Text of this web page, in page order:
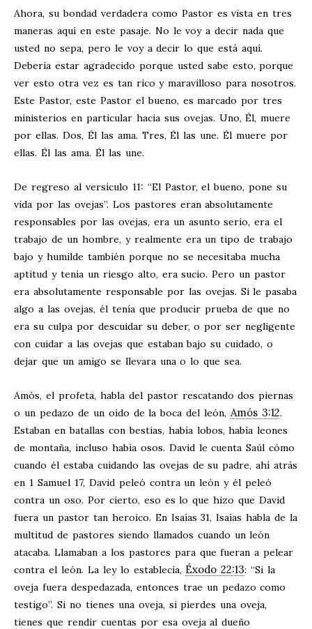
Ahora, su bondad verdadera como Pastor es vista en tres
maneras aquí en este pasaje. No le voy a decir nada que
usted no sepa, pero le voy a decir lo que está aquí.
Debería estar agradecido porque usted sabe esto, porque
ver esto otra vez es tan rico y maravilloso para nosotros.
Este Pastor, este Pastor el bueno, es marcado por tres
ministerios en particular hacia sus ovejas. Uno, Él, muere
por ellas. Dos, Él las ama. Tres, Él las une. Él muere por
ellas. Él las ama. Él las une.
De regreso al versículo 11: “El Pastor, el bueno, pone su
vida por las ovejas”. Los pastores eran absolutamente
responsables por las ovejas, era un asunto serio, era el
trabajo de un hombre, y realmente era un tipo de trabajo
bajo y humilde también porque no se necesitaba mucha
aptitud y tenía un riesgo alto, era sucio. Pero un pastor
era absolutamente responsable por las ovejas. Si le pasaba
algo a las ovejas, él tenía que producir prueba de que no
era su culpa por descuidar su deber, o por ser negligente
con cuidar a las ovejas que estaban bajo su cuidado, o
dejar que un amigo se llevara una o lo que sea.
Amós, el profeta, habla del pastor rescatando dos piernas
o un pedazo de un oído de la boca del león,Amós 3:12.
Estaban en batallas con bestias, había lobos, había leones
de montaña, incluso había osos. David le cuenta Saúl cómo
cuando él estaba cuidando las ovejas de su padre, ahí atrás
en 1 Samuel 17, David peleó contra un león y él peleó
contra un oso. Por cierto, eso es lo que hizo que David
fuera un pastor tan heroico. En Isaías 31, Isaías habla de la
multitud de pastores siendo llamados cuando un león
atacaba. Llamaban a los pastores para que fueran a pelear
contra el león. La ley lo establecía, Éxodo 22:13: “Si la
oveja fuera despedazada, entonces trae un pedazo como
testigo”. Si no tienes una oveja, si pierdes una oveja,
tienes que rendir cuentas por esa oveja al dueño